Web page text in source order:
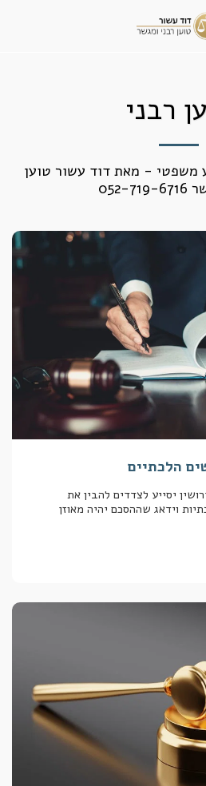
רבני
הלכתיים
יסייע לצדדים להבין את
וידאג שההסכם יהיה מאוזן